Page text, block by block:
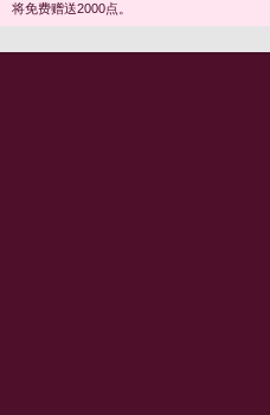
将免费赠送2000点。